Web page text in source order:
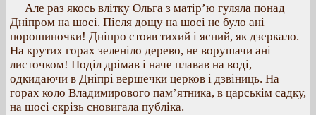
Але раз якось влітку Ольга з матір’ю гуляла понад
Дніпром на шосі. Після дощу на шосі не було ані
порошиночки! Дніпро стояв тихий і ясний, як дзеркало.
На крутих горах зеленіло дерево, не ворушачи ані
листочком! Поділ дрімав і наче плавав на воді,
одкидаючи в Дніпрі вершечки церков і дзвіниць. На
горах коло Владимирового пам’ятника, в царськім садку,
на шосі скрізь сновигала публіка.